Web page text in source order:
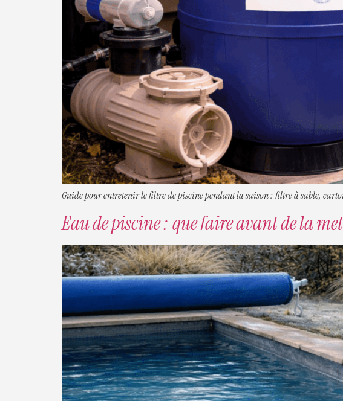
Guide pour entretenir le filtre de piscine pendant la saison : filtre à sable,
Eau de piscine : que faire avant de la